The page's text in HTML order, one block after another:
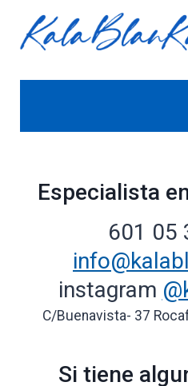
Especialista
601 05
instagram
C/Buenavista- 37
Si tiene